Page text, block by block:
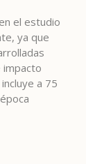
el estudio
ya que
impacto
a 75